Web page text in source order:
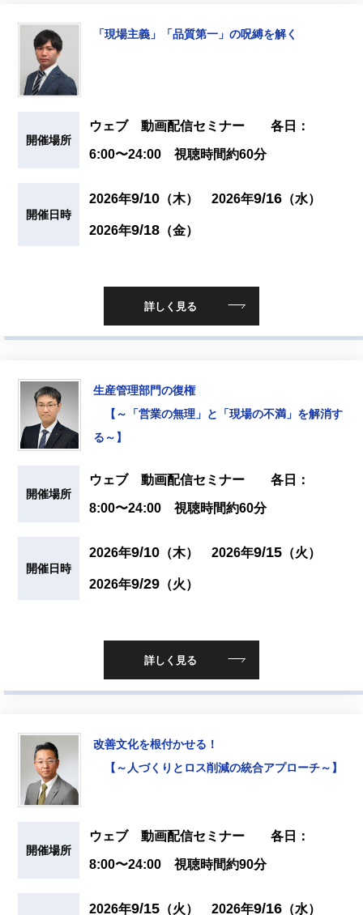
「現場主義」「品質第一」の呪縛を解く
開催場所
ウェブ 動画配信セミナー 各日：
6:00〜24:00 視聴時間約60分
開催日時
2026年9/10 （木） 2026年9/16 （水）
2026年9/18 （金）
詳しく見る
生産管理部門の復権
【～「営業の無理」と「現場の不満」を解消す
る～】
開催場所
ウェブ 動画配信セミナー 各日：
8:00〜24:00 視聴時間約60分
開催日時
2026年9/10 （木） 2026年9/15 （火）
2026年9/29 （火）
詳しく見る
改善文化を根付かせる！
【～人づくりとロス削減の統合アプローチ～】
開催場所
ウェブ 動画配信セミナー 各日：
8:00〜24:00 視聴時間約90分
2026年9/15 （火） 2026年9/16 （水）